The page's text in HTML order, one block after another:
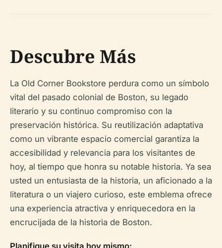
Descubre Más
La Old Corner Bookstore perdura como un símbolo
vital del pasado colonial de Boston, su legado
literario y su continuo compromiso con la
preservación histórica. Su reutilización adaptativa
como un vibrante espacio comercial garantiza la
accesibilidad y relevancia para los visitantes de
hoy, al tiempo que honra su notable historia. Ya sea
usted un entusiasta de la historia, un aficionado a la
literatura o un viajero curioso, este emblema ofrece
una experiencia atractiva y enriquecedora en la
encrucijada de la historia de Boston.